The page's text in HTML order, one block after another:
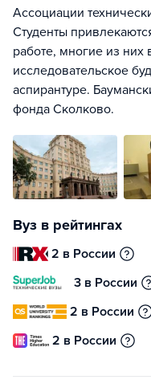
Ассоциации
Студенты
работе, многие из
исследовательское
аспирантуре.
фонда Сколково.
Вуз в рейтингах
2 в России
3 в России
2 в России
2 в России